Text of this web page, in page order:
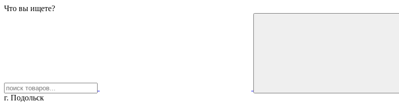
Что вы ищете?
г. Подольск